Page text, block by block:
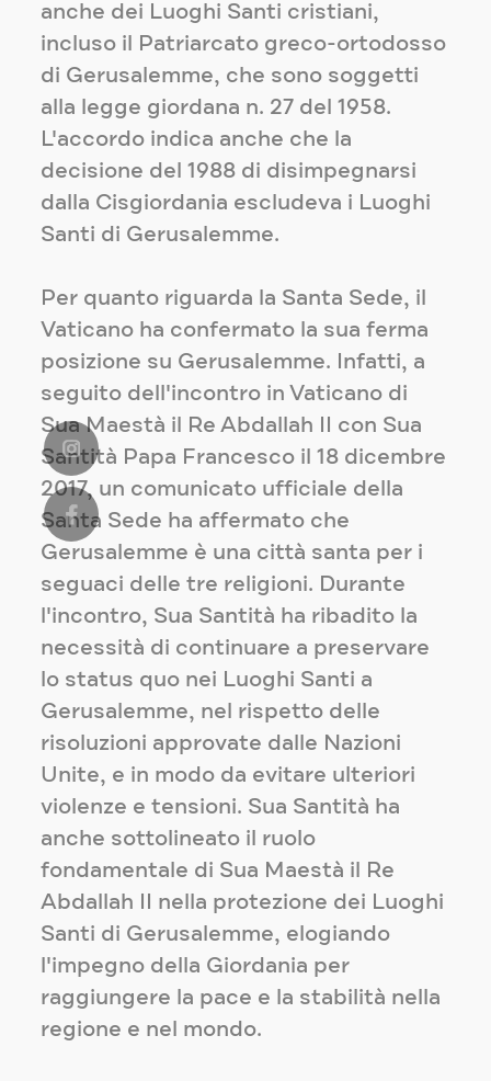
anche dei Luoghi Santi cristiani,
incluso il Patriarcato greco-ortodosso
di Gerusalemme, che sono soggetti
alla legge giordana n. 27 del 1958.
L'accordo indica anche che la
decisione del 1988 di disimpegnarsi
dalla Cisgiordania escludeva i Luoghi
Santi di Gerusalemme.
Per quanto riguarda la Santa Sede, il
Vaticano ha confermato la sua ferma
posizione su Gerusalemme. Infatti, a
seguito dell'incontro in Vaticano di
Sua Maestà il Re Abdallah II con Sua
Santità Papa Francesco il 18 dicembre
2017, un comunicato ufficiale della
Santa Sede ha affermato che
Gerusalemme è una città santa per i
seguaci delle tre religioni. Durante
l'incontro, Sua Santità ha ribadito la
necessità di continuare a preservare
lo status quo nei Luoghi Santi a
Gerusalemme, nel rispetto delle
risoluzioni approvate dalle Nazioni
Unite, e in modo da evitare ulteriori
violenze e tensioni. Sua Santità ha
anche sottolineato il ruolo
fondamentale di Sua Maestà il Re
Abdallah II nella protezione dei Luoghi
Santi di Gerusalemme, elogiando
l'impegno della Giordania per
raggiungere la pace e la stabilità nella
regione e nel mondo.